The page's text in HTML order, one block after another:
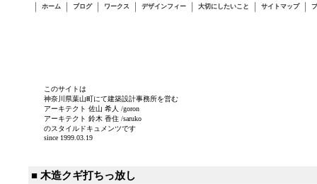
ホーム ブログ ワークス デザインフィー 大切にしたいこと サイトマップ
このサイトは
神奈川県葉山町にて建築設計事務所を営む
アーキテクト 佐山 希人 /goron
アーキテクト 鈴木 香住 /saruko
のスタイルドキュメンツです
since 1999.03.19
■ 木造クギ打ちっ放し